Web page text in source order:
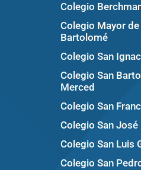
Colegio
Colegio Mayor de
Bartolomé
Colegio San
Colegio San
Merced
Colegio San
Colegio San José
Colegio San Luis
Colegio San